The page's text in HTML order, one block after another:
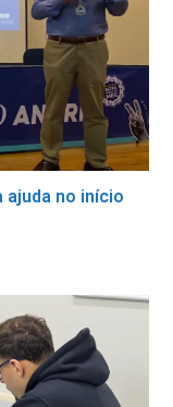
ajuda no início